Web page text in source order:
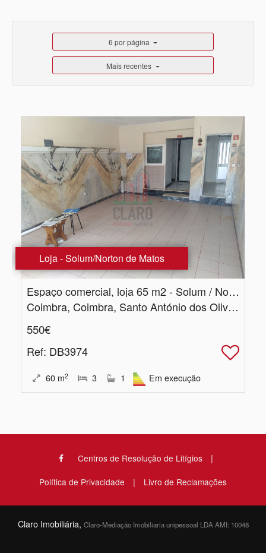
6 por página
Mais recentes
Loja - Solum/Norton de Matos
Espaço comercial, loja 65 m2 - Solum / Norton de Matos
Coimbra, Coimbra, Santo António dos Olivais
550€
Ref: DB3974
60 m2 3 1 Em execução
Centros de Resolução de Litígios |
Política de Privacidade | Livro de Reclamações
Claro Imobiliária, Claro-Mediação Imobiliaria unipessoal LDA AMI: 10048